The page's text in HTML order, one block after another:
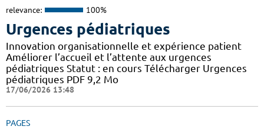
relevance: 100%
Urgences pédiatriques
Innovation organisationnelle et expérience patient
Améliorer l’accueil et l’attente aux urgences
pédiatriques Statut : en cours Télécharger Urgences
pédiatriques PDF 9,2 Mo
17/06/2026 13:48
PAGES